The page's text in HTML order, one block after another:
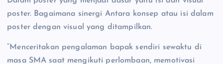
poster. Bagaimana sinergi Antara konsep atau isi dalam
poster dengan visual yang ditampilkan.
“Menceritakan pengalaman bapak sendiri sewaktu di
masa SMA saat mengikuti perlombaan, memotivasi